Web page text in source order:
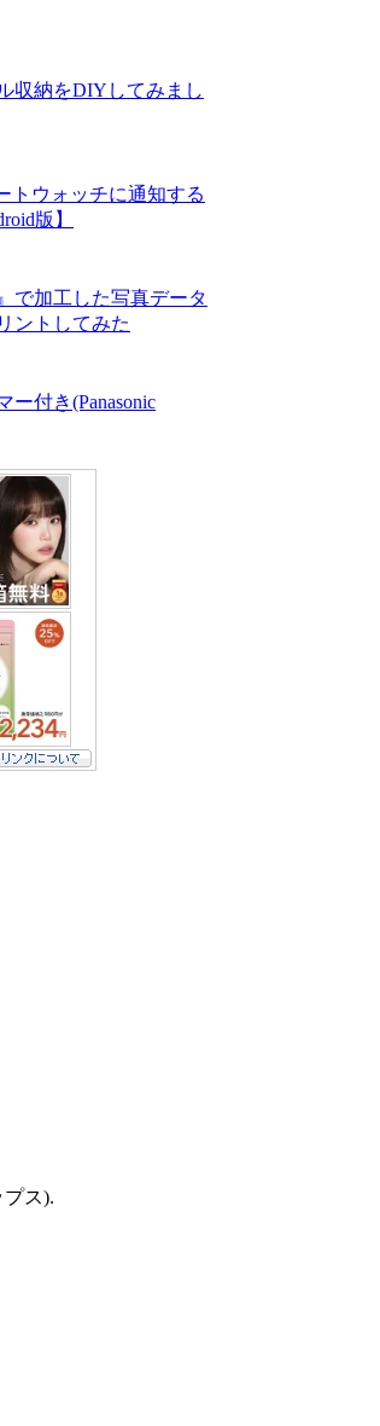
収納をDIYしてみまし
トウォッチに通知する
版】
で加工した写真データ
ントしてみた
付き(Panasonic
プス).